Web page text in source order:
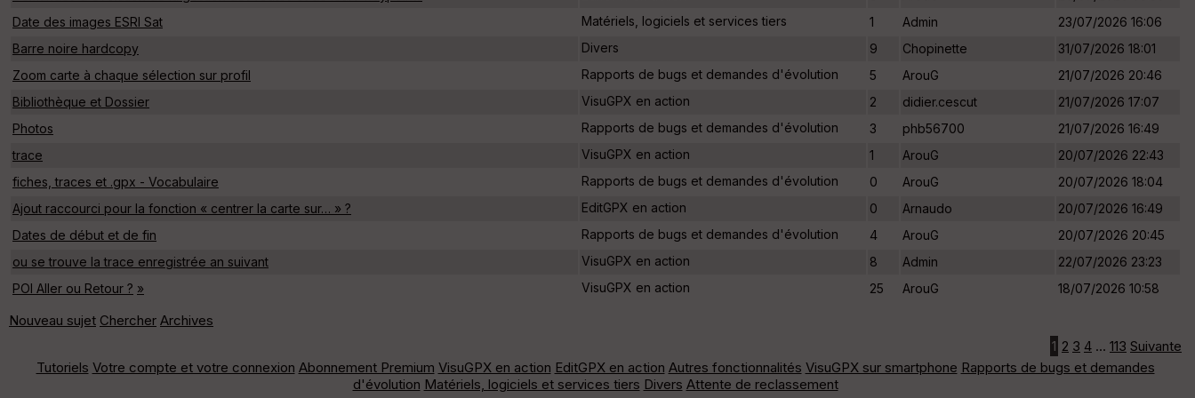
Date des images ESRI Sat
Matériels, logiciels et services tiers 1 Admin
23/07/2026 16:06
Barre noire hardcopy
Divers 9 Chopinette
31/07/2026 18:01
Zoom carte à chaque sélection sur profil
Rapports de bugs et demandes d'évolution 5 ArouG
21/07/2026 20:46
Bibliothèque et Dossier
VisuGPX en action 2 didier.cescut
21/07/2026 17:07
Photos
Rapports de bugs et demandes d'évolution 3 phb56700
21/07/2026 16:49
trace
VisuGPX en action 1 ArouG
20/07/2026 22:43
fiches, traces et .gpx - Vocabulaire
Rapports de bugs et demandes d'évolution 0 ArouG
20/07/2026 18:04
Ajout raccourci pour la fonction « centrer la carte sur… » ?
EditGPX en action 0 Arnaudo
20/07/2026 16:49
Dates de début et de fin
Rapports de bugs et demandes d'évolution 4 ArouG
20/07/2026 20:45
ou se trouve la trace enregistrée an suivant
VisuGPX en action 8 Admin
22/07/2026 23:23
POI Aller ou Retour ? » VisuGPX en action 25 ArouG 18/07/2026 10:58
Nouveau sujet Chercher Archives
1 2 3 4 ... 113 Suivante
Tutoriels Votre compte et votre connexion Abonnement Premium VisuGPX en action EditGPX en action Autres fonctionnalités VisuGPX sur smartphone Rapports de bugs et demandes
d'évolution Matériels, logiciels et services tiers Divers Attente de reclassement